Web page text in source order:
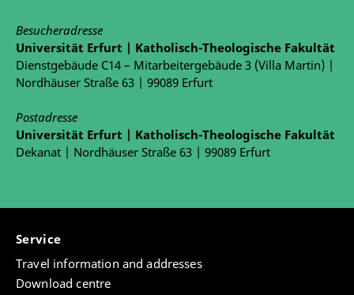
Besucheradresse
Universität Erfurt | Katholisch-Theologische Fakultät
Dienstgebäude C14 – Mitarbeitergebäude 3 (Villa Martin) |
Nordhäuser Straße 63 | 99089 Erfurt
Postadresse
Universität Erfurt | Katholisch-Theologische Fakultät
Dekanat | Nordhäuser Straße 63 | 99089 Erfurt
Service
Travel information and addresses
Download centre